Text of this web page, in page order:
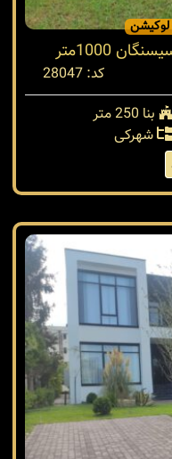
1000متر
کد: 28047
بنا 250 متر
شهرکی